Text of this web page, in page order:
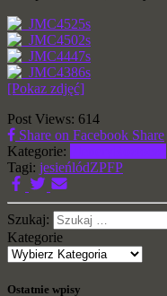
[Pokaz zdjęć]
Post Views: 614
Share on Facebook Share
Kategorie:
Tagi: jesieńlódZPFP
Szukaj:
Kategorie
Ostatnie wpisy